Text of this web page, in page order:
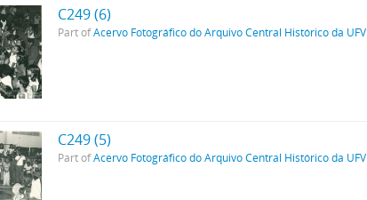
C249 (6)
Part ofAcervo Fotográfico do Arquivo Central Histórico da UFV
C249 (5)
Part ofAcervo Fotográfico do Arquivo Central Histórico da UFV